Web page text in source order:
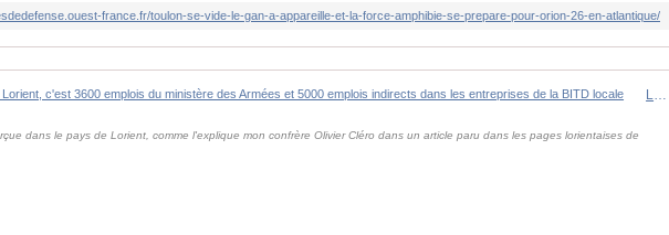
france.fr/toulon-se-vide-le-gan-a-appareille-et-la-force-amphibie-se-prepare-pour-orion-26-en-atlantique/
La Défense dans le Pays de Lorient, c'est 3600 emplois du ministère des Armées et 5000 emplois indirects dans les entreprises de la BITD locale
dans le pays de Lorient, comme l'explique mon confrère Olivier Cléro dans un article paru dans les pages lorientaises de